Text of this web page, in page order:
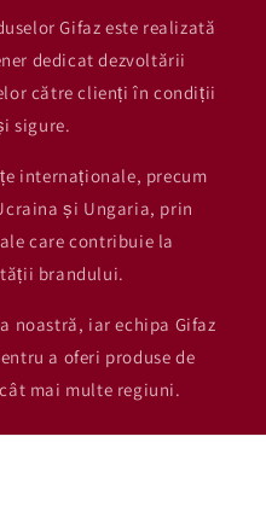
Gifaz este realizată
dedicat dezvoltării
către clienți în condiții
sigure.
internaționale, precum
și Ungaria, prin
care contribuie la
brandului.
noastră, iar echipa Gifaz
a oferi produse de
mai multe regiuni.